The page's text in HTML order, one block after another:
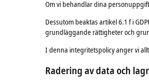
Om vi behandlar dina
Dessutom beaktas artikel 6.1 f i
grundläggande rättigheter och
I denna integritetspolicy anger vi
Radering av dataoch